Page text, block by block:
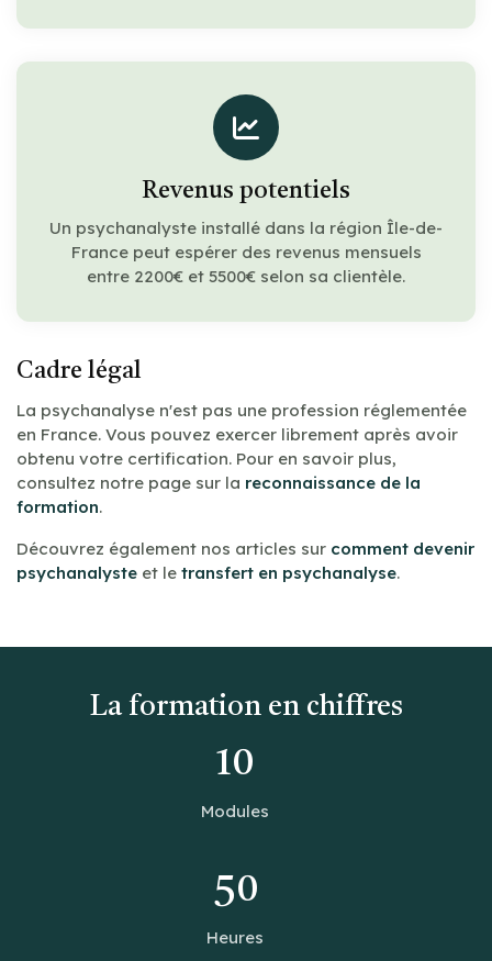
Revenus potentiels
Un psychanalyste installé dans la région Île-de-
France peut espérer des revenus mensuels
entre 2200€ et 5500€ selon sa clientèle.
Cadre légal
La psychanalyse n'est pas une profession réglementée
en France. Vous pouvez exercer librement après avoir
obtenu votre certification. Pour en savoir plus,
consultez notre page sur la reconnaissance de la
formation.
Découvrez également nos articles sur comment devenir
psychanalyste et le transfert en psychanalyse.
La formation en chiffres
10
Modules
50
Heures